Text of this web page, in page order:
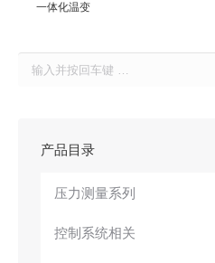
一体化温变
产品目录
压力测量系列
控制系统相关